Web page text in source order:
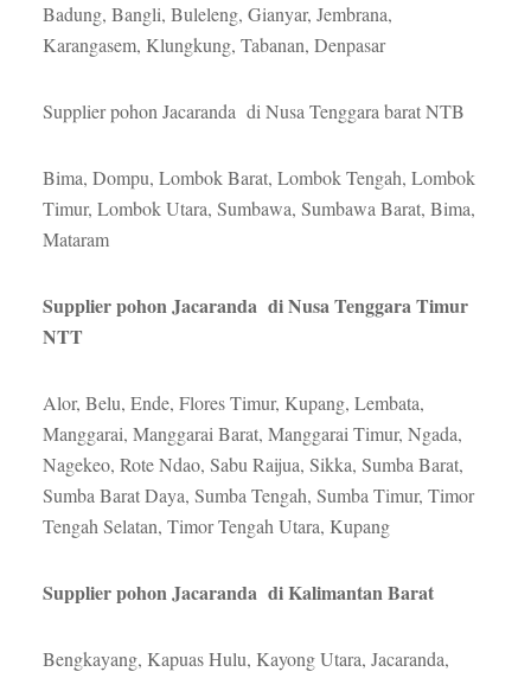
Badung, Bangli, Buleleng, Gianyar, Jembrana,
Karangasem, Klungkung, Tabanan, Denpasar
Supplier pohon Jacaranda di Nusa Tenggara barat NTB
Bima, Dompu, Lombok Barat, Lombok Tengah, Lombok
Timur, Lombok Utara, Sumbawa, Sumbawa Barat, Bima,
Mataram
Supplier pohon Jacaranda di Nusa Tenggara Timur
NTT
Alor, Belu, Ende, Flores Timur, Kupang, Lembata,
Manggarai, Manggarai Barat, Manggarai Timur, Ngada,
Nagekeo, Rote Ndao, Sabu Raijua, Sikka, Sumba Barat,
Sumba Barat Daya, Sumba Tengah, Sumba Timur, Timor
Tengah Selatan, Timor Tengah Utara, Kupang
Supplier pohon Jacaranda di Kalimantan Barat
Bengkayang, Kapuas Hulu, Kayong Utara, Jacaranda,